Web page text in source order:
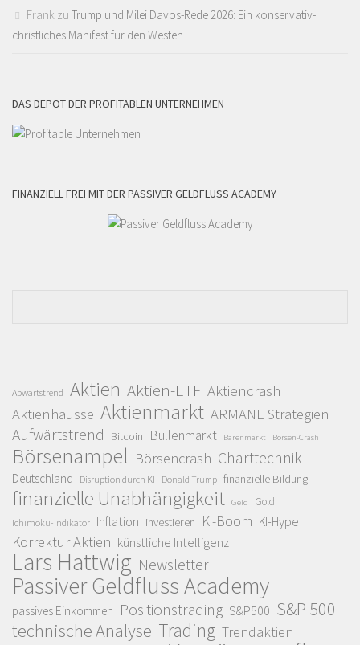
Frank zu Trump und Milei Davos-Rede 2026: Ein konservativ-
christliches Manifest für den Westen
DAS DEPOT DER PROFITABLEN UNTERNEHMEN
FINANZIELL FREI MIT DER PASSIVER GELDFLUSS ACADEMY
Abwärtstrend Aktien Aktien-ETF Aktiencrash
Aktienhausse Aktienmarkt ARMANE Strategien
Aufwärtstrend Bitcoin Bullenmarkt Bärenmarkt Börsen-Crash
Börsenampel Börsencrash Charttechnik
Deutschland Disruption durch KI Donald Trump finanzielle Bildung
finanzielle Unabhängigkeit Geld Gold
Ichimoku-Indikator Inflation investieren Ki-Boom KI-Hype
Korrektur Aktien künstliche Intelligenz
Lars Hattwig Newsletter
Passiver Geldfluss Academy
passives Einkommen Positionstrading S&P500 S&P 500
technische Analyse Trading Trendaktien